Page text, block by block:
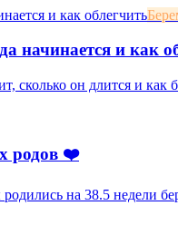
начинается и как
сколько он длится и
родов ❤️
на 38.5 недели